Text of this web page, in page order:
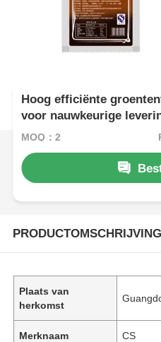
Hoog efficiënte
voor nauwkeurige
MOQ：2
PRODUCTOMSCHRIJVING
Plaats van
herkomst
Merknaam CS